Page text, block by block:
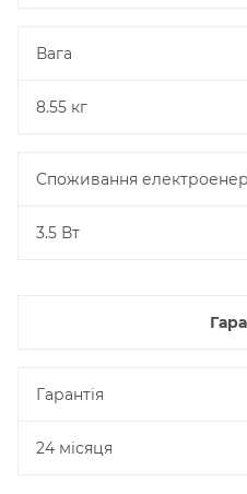
Вага
8.55 кг
Споживання
3.5 Вт
Гарантія
24 місяця